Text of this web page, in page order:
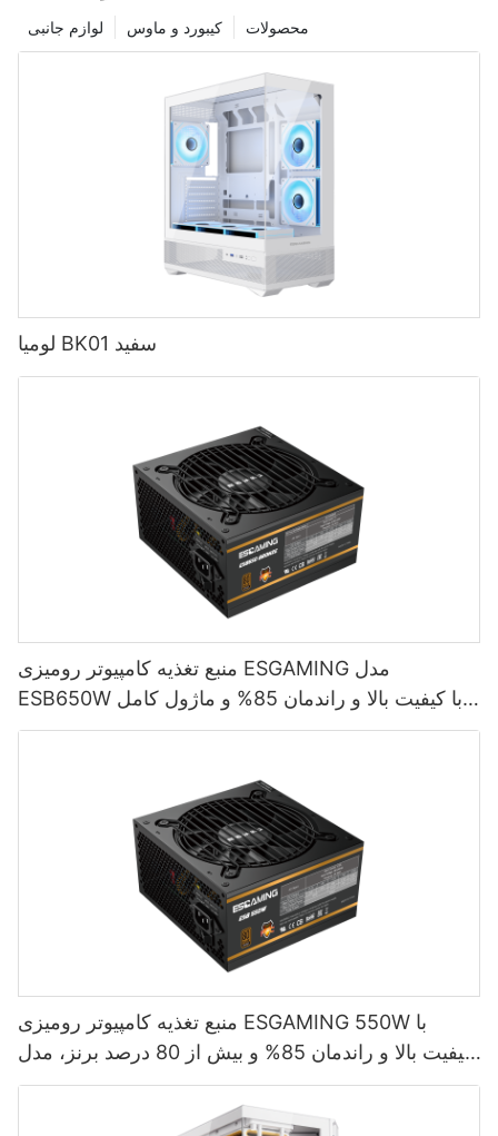
محصولات کیبورد و ماوس لوازم جانبی
لومیا BK01 سفید
منبع تغذیه کامپیوتر رومیزی ESGAMING مدل
ESB650W با کیفیت بالا و راندمان 85% و ماژول کامل
80+ برنزی
منبع تغذیه کامپیوتر رومیزی ESGAMING 550W با
کیفیت بالا و راندمان 85% و بیش از 80 درصد برنز، مدل
ESB550W